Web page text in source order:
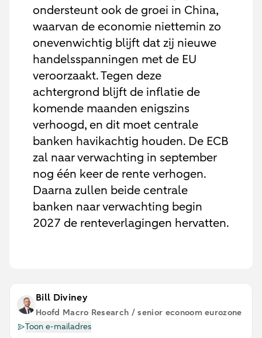
ondersteunt ook de groei in China,
waarvan de economie niettemin zo
onevenwichtig blijft dat zij nieuwe
handelsspanningen met de EU
veroorzaakt. Tegen deze
achtergrond blijft de inflatie de
komende maanden enigszins
verhoogd, en dit moet centrale
banken havikachtig houden. De ECB
zal naar verwachting in september
nog één keer de rente verhogen.
Daarna zullen beide centrale
banken naar verwachting begin
2027 de renteverlagingen hervatten.
Bill Diviney
Hoofd Macro Research / senior econoom eurozone
Toon e-mailadres